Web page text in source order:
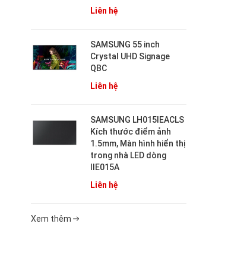
Liên hệ
SAMSUNG 55 inch
Crystal UHD Signage
QBC
Liên hệ
SAMSUNG LH015IEACLS
Kích thước điểm ảnh
1.5mm, Màn hình hiển thị
trong nhà LED dòng
IIE015A
Liên hệ
Xem thêm